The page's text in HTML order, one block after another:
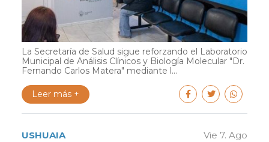
La Secretaría de Salud sigue reforzando el Laboratorio
Municipal de Análisis Clínicos y Biología Molecular "Dr.
Fernando Carlos Matera" mediante l...
Leer más +
USHUAIA Vie 7. Ago